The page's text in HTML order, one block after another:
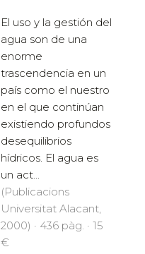
El uso y la gestión del
agua son de una
enorme
trascendencia en un
país como el nuestro
en el que continúan
existiendo profundos
desequilibrios
hídricos. El agua es
un act...
(Publicacions
Universitat Alacant,
2000) · 436 pàg. · 15
€